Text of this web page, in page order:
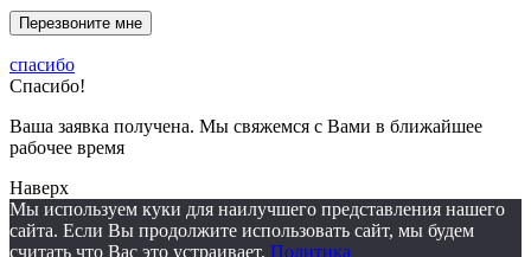
спасибо
Спасибо!
Ваша заявка получена. Мы свяжемся с Вами в ближайшее
рабочее время
Наверх
Мы используем куки для наилучшего представления нашего
сайта. Если Вы продолжите использовать сайт, мы будем
считать что Вас это устраивает. Политика